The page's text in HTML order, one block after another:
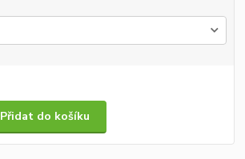
Přidat do košíku